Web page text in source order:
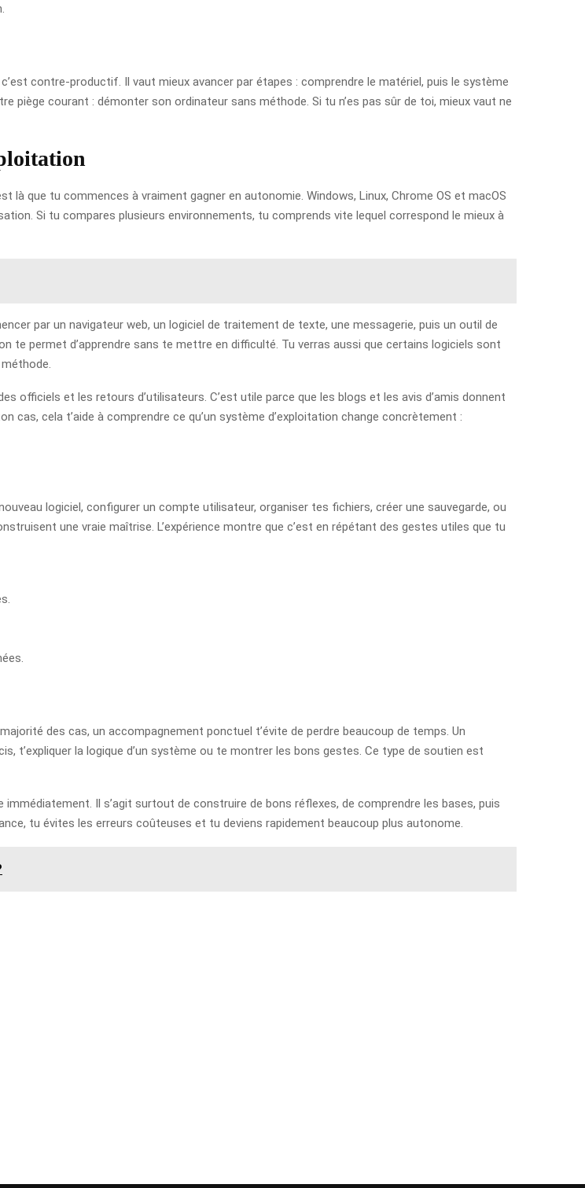
contre-productif. Il vaut mieux avancer par étapes : comprendre le matériel, puis le système
piège courant : démonter son ordinateur sans méthode. Si tu n’es pas sûr de toi, mieux vaut ne
là que tu commences à vraiment gagner en autonomie. Windows, Linux, Chrome OS et macOS
Si tu compares plusieurs environnements, tu comprends vite lequel correspond le mieux à
par un navigateur web, un logiciel de traitement de texte, une messagerie, puis un outil de
te permet d’apprendre sans te mettre en difficulté. Tu verras aussi que certains logiciels sont
officiels et les retours d’utilisateurs. C’est utile parce que les blogs et les avis d’amis donnent
cela t’aide à comprendre ce qu’un système d’exploitation change concrètement :
logiciel, configurer un compte utilisateur, organiser tes fichiers, créer une sauvegarde, ou
une vraie maîtrise. L’expérience montre que c’est en répétant des gestes utiles que tu
des cas, un accompagnement ponctuel t’évite de perdre beaucoup de temps. Un
t’expliquer la logique d’un système ou te montrer les bons gestes. Ce type de soutien est
Il s’agit surtout de construire de bons réflexes, de comprendre les bases, puis
tu évites les erreurs coûteuses et tu deviens rapidement beaucoup plus autonome.